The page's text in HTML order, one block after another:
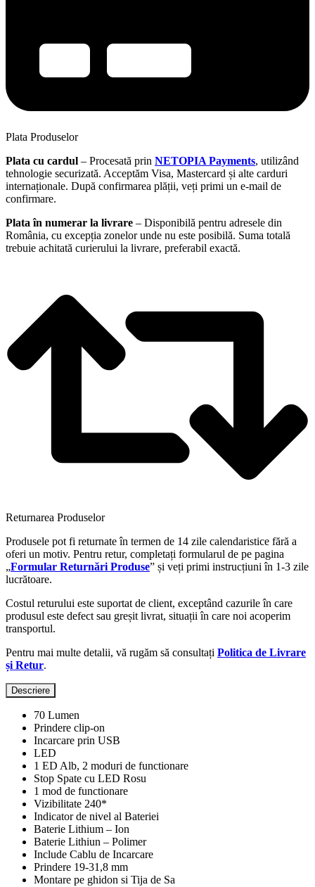
Plata Produselor
Plata cu cardul – Procesată prin NETOPIA Payments, utilizând
tehnologie securizată. Acceptăm Visa, Mastercard și alte carduri
internaționale. După confirmarea plății, veți primi un e-mail de
confirmare.
Plata în numerar la livrare – Disponibilă pentru adresele din
România, cu excepția zonelor unde nu este posibilă. Suma totală
trebuie achitată curierului la livrare, preferabil exactă.
Returnarea Produselor
Produsele pot fi returnate în termen de 14 zile calendaristice fără a
oferi un motiv. Pentru retur, completați formularul de pe pagina
„Formular Returnări Produse” și veți primi instrucțiuni în 1-3 zile
lucrătoare.
Costul returului este suportat de client, exceptând cazurile în care
produsul este defect sau greșit livrat, situații în care noi acoperim
transportul.
Pentru mai multe detalii, vă rugăm să consultați Politica de Livrare
și Retur.
Descriere
70 Lumen
Prindere clip-on
Incarcare prin USB
LED
1 ED Alb, 2 moduri de functionare
Stop Spate cu LED Rosu
1 mod de functionare
Vizibilitate 240*
Indicator de nivel al Bateriei
Baterie Lithium – Ion
Baterie Lithiun – Polimer
Include Cablu de Incarcare
Prindere 19-31,8 mm
Montare pe ghidon si Tija de Sa